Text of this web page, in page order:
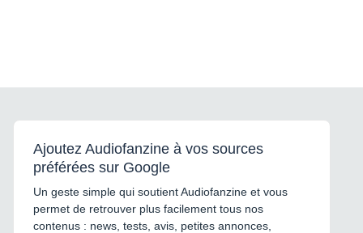
Ajoutez Audiofanzine à vos sources
préférées sur Google
Un geste simple qui soutient Audiofanzine et vous
permet de retrouver plus facilement tous nos
contenus : news, tests, avis, petites annonces,